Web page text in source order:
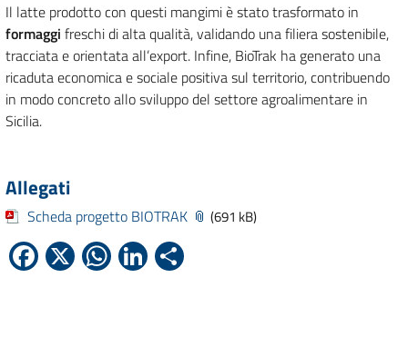
Il latte prodotto con questi mangimi è stato trasformato in
formaggi freschi di alta qualità, validando una filiera sostenibile,
tracciata e orientata all’export. Infine, BioTrak ha generato una
ricaduta economica e sociale positiva sul territorio, contribuendo
in modo concreto allo sviluppo del settore agroalimentare in
Sicilia.
Allegati
Scheda progetto BIOTRAK (691 kB)
Facebook
X WhatsApp
LinkedIn